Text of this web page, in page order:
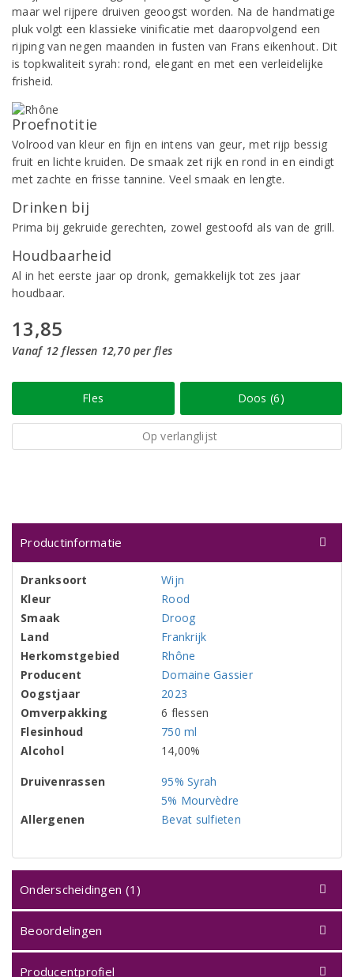
maar wel rijpere druiven geoogst worden. Na de handmatige
pluk volgt een klassieke vinificatie met daaropvolgend een
rijping van negen maanden in fusten van Frans eikenhout. Dit
is topkwaliteit syrah: rond, elegant en met een verleidelijke
frisheid.
Proefnotitie
Volrood van kleur en fijn en intens van geur, met rijp bessig
fruit en lichte kruiden. De smaak zet rijk en rond in en eindigt
met zachte en frisse tannine. Veel smaak en lengte.
Drinken bij
Prima bij gekruide gerechten, zowel gestoofd als van de grill.
Houdbaarheid
Al in het eerste jaar op dronk, gemakkelijk tot zes jaar
houdbaar.
13,85
Vanaf 12 flessen 12,70 per fles
Fles Doos (6)
Op verlanglijst
Productinformatie
Dranksoort
Wijn
Kleur
Rood
Smaak
Droog
Land
Frankrijk
Herkomstgebied
Rhône
Producent
Domaine Gassier
Oogstjaar
2023
Omverpakking
6 flessen
Flesinhoud
750 ml
Alcohol
14,00%
Druivenrassen
95% Syrah
5% Mourvèdre
Allergenen
Bevat sulfieten
Onderscheidingen (1)
Beoordelingen
Producentprofiel